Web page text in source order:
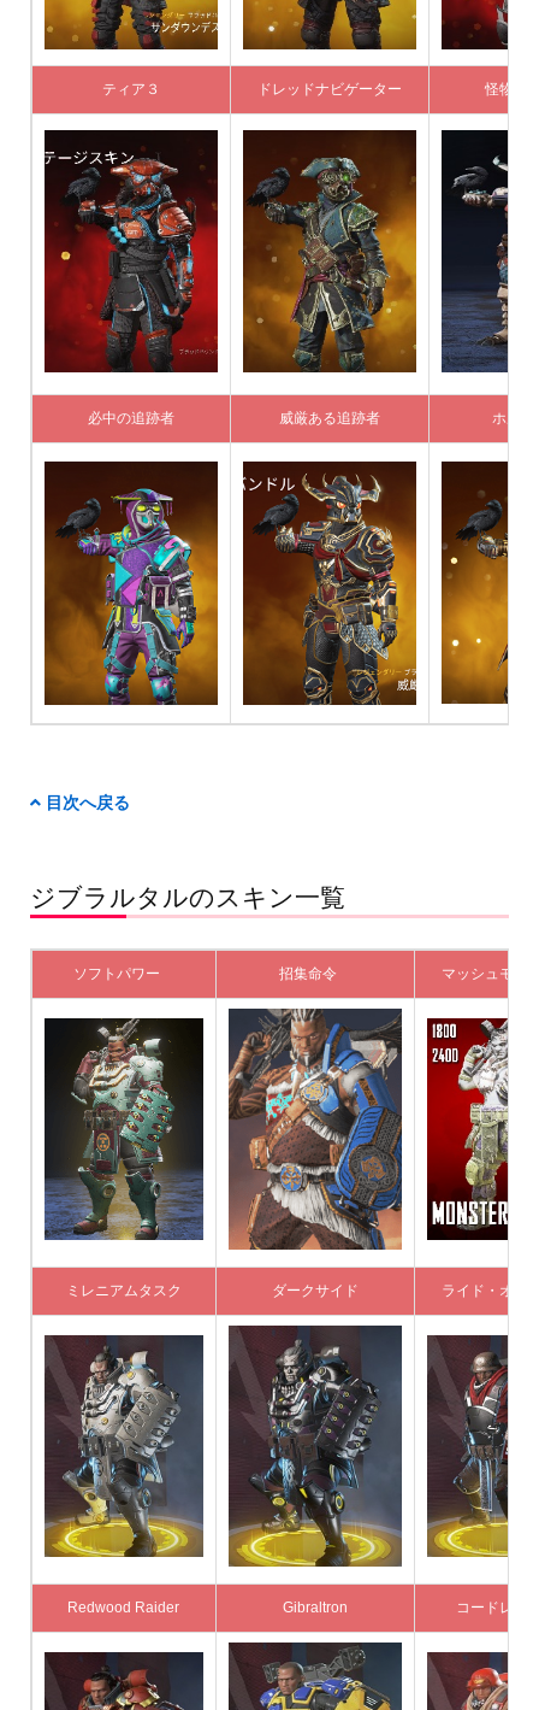
ティア３ ドレッドナビゲーター 怪物
必中の追跡者 威厳ある追跡者 ホルス
目次へ戻る
ジブラルタルのスキン一覧
ソフトパワー 招集命令 マッシュモン
ミレニアムタスク ダークサイド ライド・オア
Redwood Raider Gibraltron コードレ